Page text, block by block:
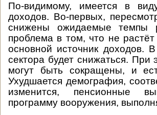
По-видимому, имеется в
доходов. Во-первых,
снижены ожидаемые темпы
проблема в том, что не
основной источник доходов.
сектора будет снижаться.
могут быть сокращены, и
Ухудшается демография,
изменится, пенсионные
программу вооружения,